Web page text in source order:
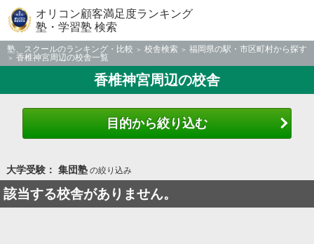
オリコン顧客満足度ランキング
塾・学習塾 検索
塾、スクールのランキング・比較 校舎検索
福岡県の駅・市区町村から探す
香椎神宮周辺の校舎一覧
香椎神宮周辺の校舎
目的から絞り込む
大学受験： 集団塾の絞り込み
該当する校舎がありません。